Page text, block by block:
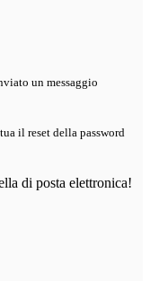
un messaggio
il reset della password
di posta elettronica!